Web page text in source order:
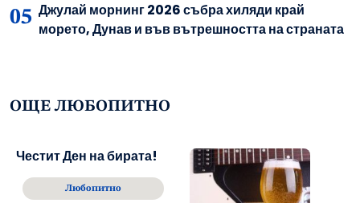
Джулай морнинг 2026 събра хиляди край
морето, Дунав и във вътрешността на страната
ОЩЕ ЛЮБОПИТНО
Честит Ден на бирата!
Любопитно